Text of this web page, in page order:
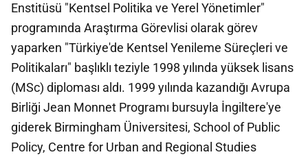
Enstitüsü "Kentsel Politika ve Yerel Yönetimler"
programında Araştırma Görevlisi olarak görev
yaparken "Türkiye'de Kentsel Yenileme Süreçleri ve
Politikaları" başlıklı teziyle 1998 yılında yüksek lisans
(MSc) diploması aldı. 1999 yılında kazandığı Avrupa
Birliği Jean Monnet Programı bursuyla İngiltere'ye
giderek Birmingham Üniversitesi, School of Public
Policy, Centre for Urban and Regional Studies